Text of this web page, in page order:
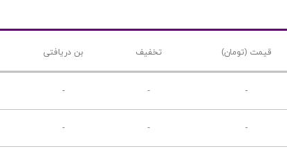
قیمت (تومان) تخفیف بن دریافتی
-
-
-
-
-
-